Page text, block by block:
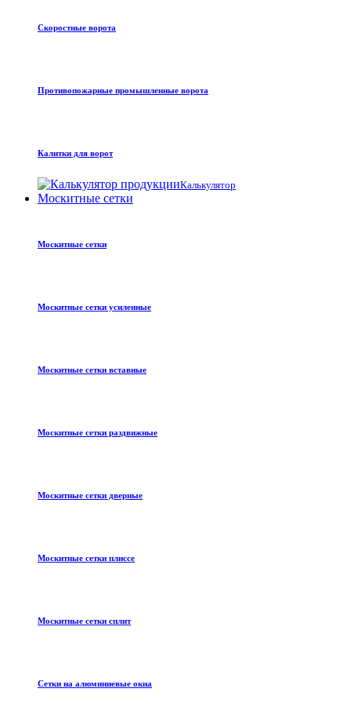
Скоростные ворота
Противопожарные промышленные ворота
Калитки для ворот
Калькулятор
Москитные сетки
Москитные сетки
Москитные сетки усиленные
Москитные сетки вставные
Москитные сетки раздвижные
Москитные сетки дверные
Москитные сетки плиссе
Москитные сетки сплит
Сетки на алюминиевые окна